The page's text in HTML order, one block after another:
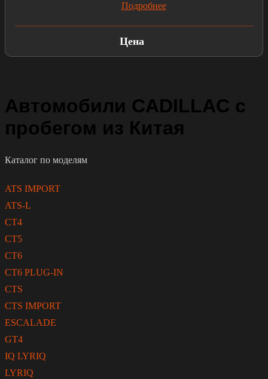
Подробнее
Цена
Автомобили CADILLAC с
пробегом из Китая
Каталог по моделям
ATS IMPORT
ATS-L
CT4
CT5
CT6
CT6 PLUG-IN
CTS
CTS IMPORT
ESCALADE
GT4
IQ LYRIQ
LYRIQ